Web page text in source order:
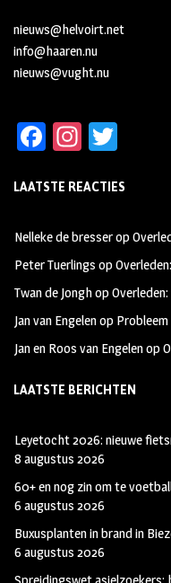
nieuws@helvoirt.net
info@haaren.nu
nieuws@vught.nu
Fa
b
oo
k
In
ag
m
tt
LAATSTE REACTIES
Nelleke de bresserop
Peter Tuerlings op
Twan de Jonghop
Jan van Engelenop
Jan en Roos van Engelenop
LAATSTE BERICHTEN
Leyetocht 2026: nieuwe
8 augustus 2026
60+ en nog zin om te
6 augustus 2026
Buxusplanten in brand in
6 augustus 2026
Spreidingswet asielzoekers: